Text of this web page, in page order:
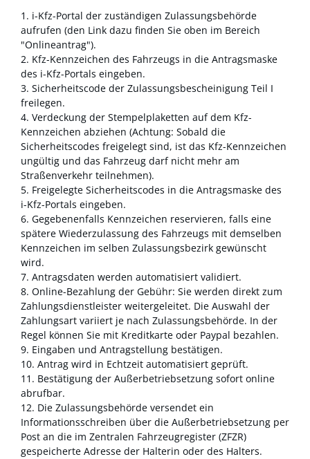
1. i-Kfz-Portal der zuständigen Zulassungsbehörde
aufrufen (den Link dazu finden Sie oben im Bereich
"Onlineantrag").
2. Kfz-Kennzeichen des Fahrzeugs in die Antragsmaske
des i-Kfz-Portals eingeben.
3. Sicherheitscode der Zulassungsbescheinigung Teil I
freilegen.
4. Verdeckung der Stempelplaketten auf dem Kfz-
Kennzeichen abziehen (Achtung: Sobald die
Sicherheitscodes freigelegt sind, ist das Kfz-Kennzeichen
ungültig und das Fahrzeug darf nicht mehr am
Straßenverkehr teilnehmen).
5. Freigelegte Sicherheitscodes in die Antragsmaske des
i-Kfz-Portals eingeben.
6. Gegebenenfalls Kennzeichen reservieren, falls eine
spätere Wiederzulassung des Fahrzeugs mit demselben
Kennzeichen im selben Zulassungsbezirk gewünscht
wird.
7. Antragsdaten werden automatisiert validiert.
8. Online-Bezahlung der Gebühr: Sie werden direkt zum
Zahlungsdienstleister weitergeleitet. Die Auswahl der
Zahlungsart variiert je nach Zulassungsbehörde. In der
Regel können Sie mit Kreditkarte oder Paypal bezahlen.
9. Eingaben und Antragstellung bestätigen.
10. Antrag wird in Echtzeit automatisiert geprüft.
11. Bestätigung der Außerbetriebsetzung sofort online
abrufbar.
12. Die Zulassungsbehörde versendet ein
Informationsschreiben über die Außerbetriebsetzung per
Post an die im Zentralen Fahrzeugregister (ZFZR)
gespeicherte Adresse der Halterin oder des Halters.